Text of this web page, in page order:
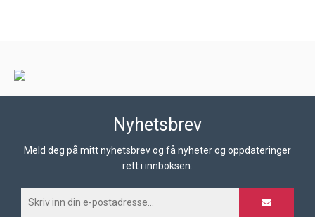
Nyhetsbrev
Meld deg på mitt nyhetsbrev og få nyheter og oppdateringer
rett i innboksen.